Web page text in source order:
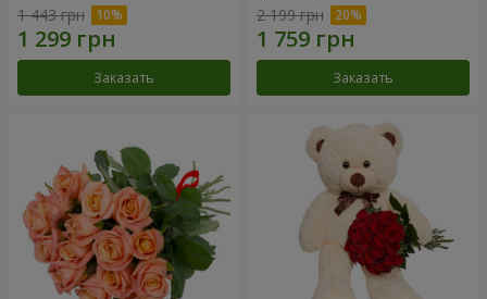
1 443 грн
Заказать
2 199 грн
Заказать